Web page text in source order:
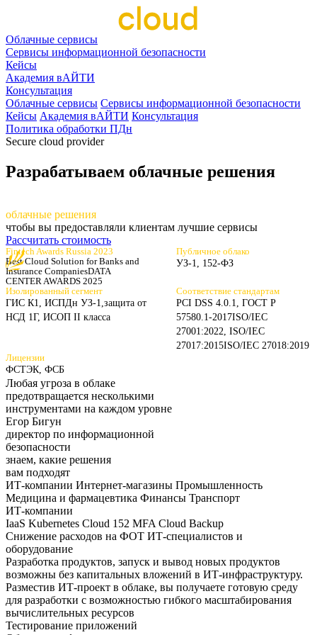
Облачные сервисы
Сервисы информационной безопасности
Кейсы
Академия вАЙТИ
Консультация
Облачные сервисы Сервисы информационной безопасности
Кейсы Академия вАЙТИ Консультация
Политика обработки ПДн
Secure cloud provider
Разрабатываем облачные решения
облачные решения
чтобы вы предоставляли клиентам лучшие сервисы
Рассчитать стоимость
Fintech Awards Russia 2023
Best Cloud Solution for Banks and
Insurance CompaniesDATA
CENTER AWARDS 2025
Публичное облако
УЗ-1, 152-ФЗ
Изолированный сегмент
ГИС К1, ИСПДн УЗ-1, защита от
НСД 1Г, ИСОП II класса
Соответствие стандартам
PCI DSS 4.0.1, ГОСТ Р
57580.1-2017ISO/IEC
27001:2022, ISO/IEC
27017:2015ISO/IEC 27018:2019
Лицензии
ФСТЭК, ФСБ
Любая угроза в облаке
предотвращается несколькими
инструментами на каждом уровне
Егор Бигун
директор по информационной
безопасности
знаем, какие решения
вам подходят
ИТ-компании Интернет-магазины Промышленность
Медицина и фармацевтика Финансы Транспорт
ИТ-компании
IaaS Kubernetes Cloud 152 MFA Cloud Backup
Снижение расходов на ФОТ ИТ-специалистов и
оборудование
Разработка продуктов, запуск и вывод новых продуктов
возможны без капитальных вложений в ИТ-инфраструктуру.
Разместив ИТ-проект в облаке, вы получаете готовую среду
для разработки с возможностью гибкого масштабирования
вычислительных ресурсов
Тестирование приложений